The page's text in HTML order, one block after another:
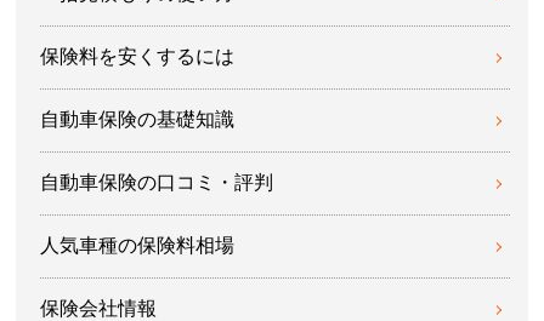
保険料を安くするには
自動車保険の基礎知識
自動車保険の口コミ・評判
人気車種の保険料相場
保険会社情報